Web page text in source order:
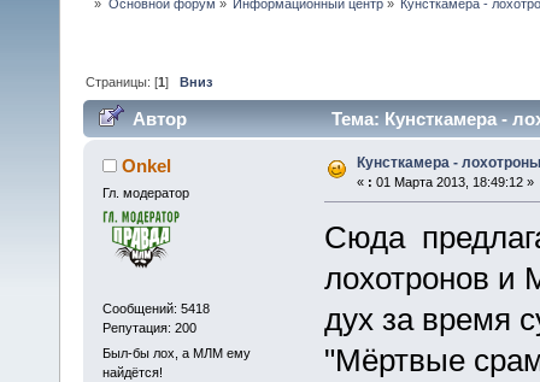
» Основной форум » Информационный центр» Кунсткамера -
Страницы: [1]Вниз
Автор Тема: Кунсткамера -
Onkel
Гл. модератор
Сообщений: 5418
Репутация: 200
Был-бы лох, а МЛМ ему
найдётся!
Кунсткамера -
« : 01 Марта 2013, 18:49:12 »
Сюда
лохотронов и
дух за время
"Мёртвые